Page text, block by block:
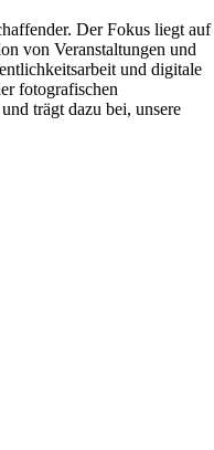
Der Fokus liegt auf
von Veranstaltungen und
und digitale
fotografischen
trägt dazu bei, unsere